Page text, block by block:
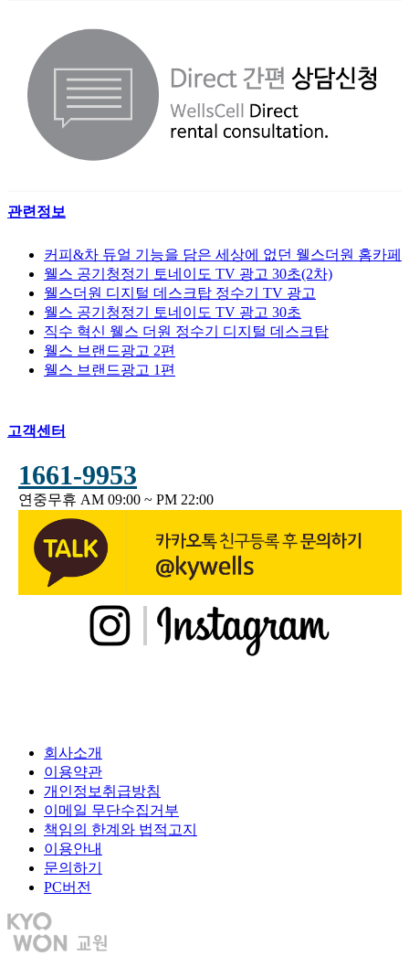
관련정보
커피&차 듀얼 기능을 담은 세상에 없던 웰스더원 홈카페
웰스 공기청정기 토네이도 TV 광고 30초(2차)
웰스더원 디지털 데스크탑 정수기 TV 광고
웰스 공기청정기 토네이도 TV 광고 30초
직수 혁신 웰스 더원 정수기 디지털 데스크탑
웰스 브랜드광고 2편
웰스 브랜드광고 1편
고객센터
1661-9953
연중무휴 AM 09:00 ~ PM 22:00
회사소개
이용약관
개인정보취급방침
이메일 무단수집거부
책임의 한계와 법적고지
이용안내
문의하기
PC버전